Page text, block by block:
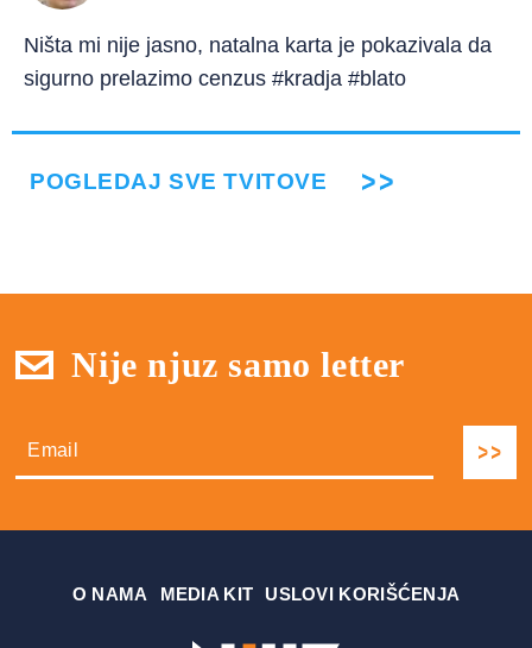
Ništa mi nije jasno, natalna karta je pokazivala da
sigurno prelazimo cenzus #kradja #blato
POGLEDAJ SVE TVITOVE
Nije njuz samo letter
О NAMA MEDIA KIT USLOVI KORIŠĆENJA